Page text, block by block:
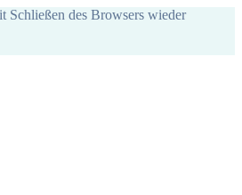
Schließen des Browsers wieder